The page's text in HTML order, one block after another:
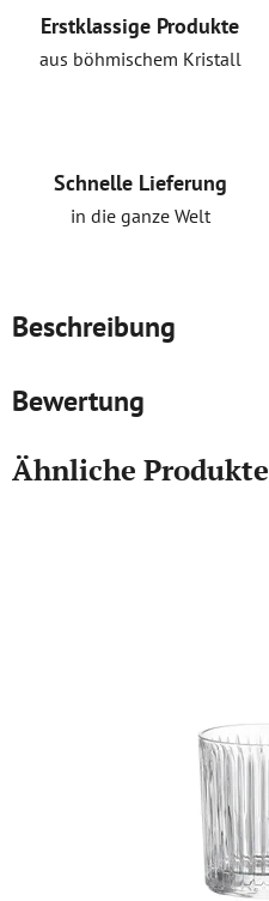
Erstklassige Produkte
aus böhmischem Kristall
Schnelle Lieferung
in die ganze Welt
Beschreibung
Bewertung
Ähnliche Produkte